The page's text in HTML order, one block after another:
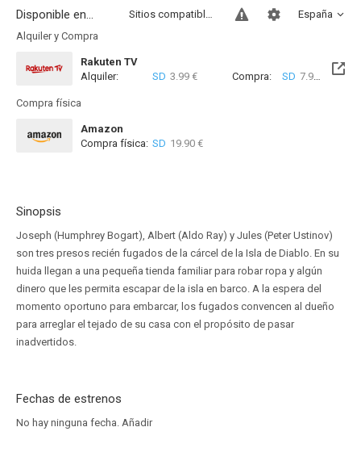
Disponible en... España
Sitios compatibles
Alquiler y Compra
Rakuten TV
Alquiler:
SD 3.99 € Compra: SD 7.99 €
Compra física
Amazon
Compra física: SD 19.90 €
Sinopsis
Joseph (Humphrey Bogart), Albert (Aldo Ray) y Jules (Peter Ustinov)
son tres presos recién fugados de la cárcel de la Isla de Diablo. En su
huida llegan a una pequeña tienda familiar para robar ropa y algún
dinero que les permita escapar de la isla en barco. A la espera del
momento oportuno para embarcar, los fugados convencen al dueño
para arreglar el tejado de su casa con el propósito de pasar
inadvertidos.
Fechas de estrenos
No hay ninguna fecha. Añadir